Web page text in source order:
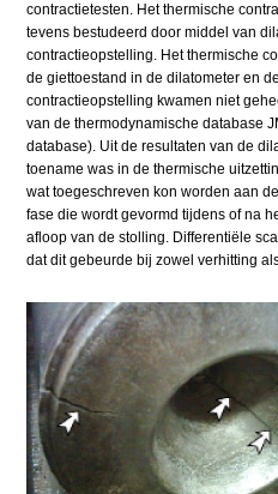
contractietesten. Het thermische
tevens bestudeerd door middel van
contractieopstelling. Het thermische
de giettoestand in de dilatometer en
contractieopstelling kwamen niet
van de thermodynamische database
database). Uit de resultaten van de
toename was in de thermische
wat toegeschreven kon worden aan
fase die wordt gevormd tijdens of na
afloop van de stolling. Differentiële
dat dit gebeurde bij zowel verhitting